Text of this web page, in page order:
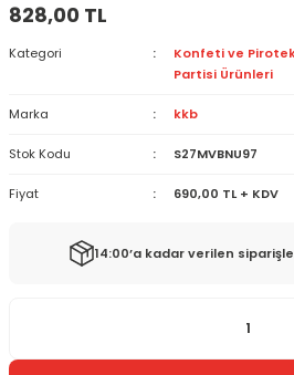
828,00 TL
Kategori Konfeti ve
Partisi Ürünleri
Marka kkb
Stok Kodu S27MVBNU97
Fiyat 690,00 TL + KDV
14:00’a kadar verilen